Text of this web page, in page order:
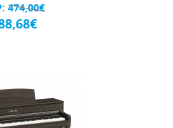
474,00€